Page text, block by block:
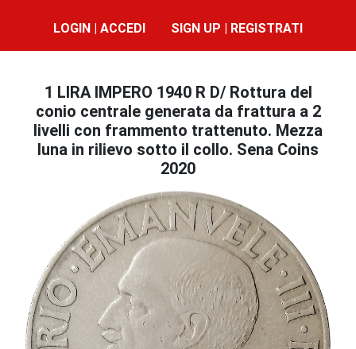
LOGIN | ACCEDI SIGN UP | REGISTRATI
1 LIRA IMPERO 1940 R D/ Rottura del
conio centrale generata da frattura a 2
livelli con frammento trattenuto. Mezza
luna in rilievo sotto il collo. Sena Coins
2020